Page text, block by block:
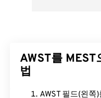
AWST를
법
AWST 필드(왼쪽